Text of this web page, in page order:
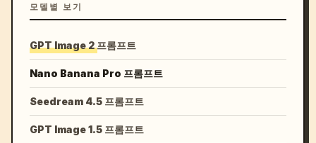
모델별 보기
GPT Image 2 프롬프트
Nano Banana Pro 프롬프트
Seedream 4.5 프롬프트
GPT Image 1.5 프롬프트